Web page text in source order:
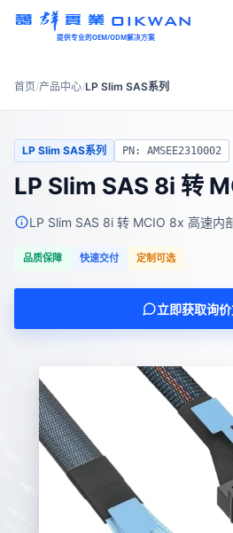
OIKWAN
提供专业的OEM/ODM解决方案
العربية
Português
首页/产品中心/LP Slim SAS系列
LP Slim SAS系列 PN: AMSEE2310002
LP Slim SAS 8i 转
LP Slim SAS 8i 转 MCIO 8x 高速内
品质保障 快速交付 定制可选
立即获取询